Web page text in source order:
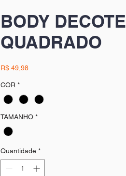
BODY DECOTE
QUADRADO
R$ 49,98Preço
COR *
TAMANHO *
Quantidade *